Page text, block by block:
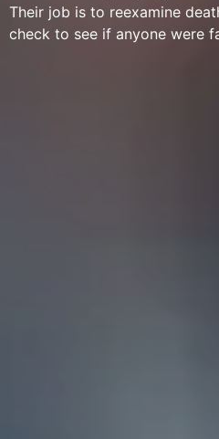
Their job is to reexamine
check to see if anyone were